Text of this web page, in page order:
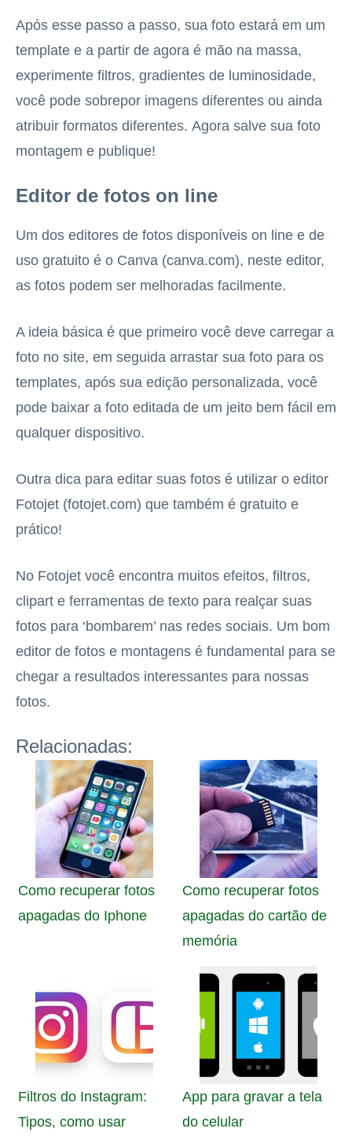
Após esse passo a passo, sua foto estará em um
template e a partir de agora é mão na massa,
experimente filtros, gradientes de luminosidade,
você pode sobrepor imagens diferentes ou ainda
atribuir formatos diferentes. Agora salve sua foto
montagem e publique!
Editor de fotos on line
Um dos editores de fotos disponíveis on line e de
uso gratuito é o Canva (canva.com), neste editor,
as fotos podem ser melhoradas facilmente.
A ideia básica é que primeiro você deve carregar a
foto no site, em seguida arrastar sua foto para os
templates, após sua edição personalizada, você
pode baixar a foto editada de um jeito bem fácil em
qualquer dispositivo.
Outra dica para editar suas fotos é utilizar o editor
Fotojet (fotojet.com) que também é gratuito e
prático!
No Fotojet você encontra muitos efeitos, filtros,
clipart e ferramentas de texto para realçar suas
fotos para ‘bombarem’ nas redes sociais. Um bom
editor de fotos e montagens é fundamental para se
chegar a resultados interessantes para nossas
fotos.
Relacionadas:
Como recuperar fotos
apagadas do Iphone
Como recuperar fotos
apagadas do cartão de
memória
Filtros do Instagram:
Tipos, como usar
App para gravar a tela
do celular